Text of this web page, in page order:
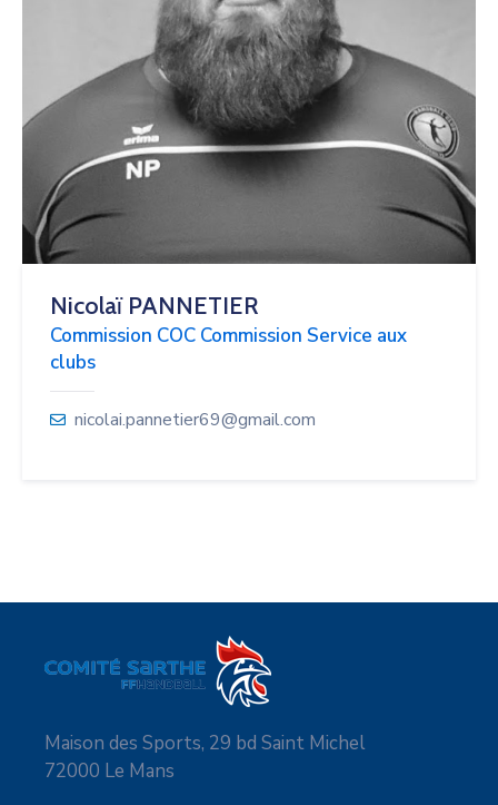
Nicolaï PANNETIER
Commission COC Commission Service aux
clubs
nicolai.pannetier69@gmail.com
Maison des Sports, 29 bd Saint Michel
72000 Le Mans